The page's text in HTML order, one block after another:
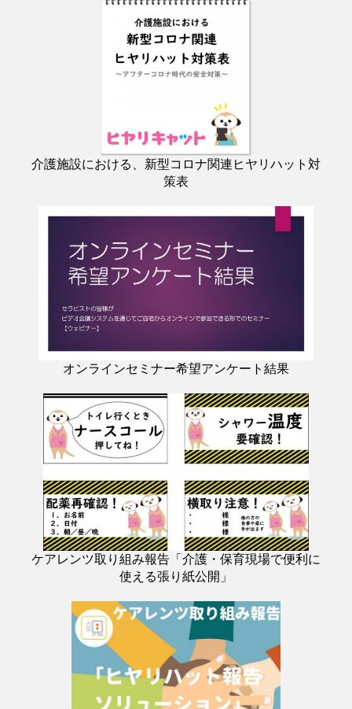
介護施設における、新型コロナ関連ヒヤリハット対
策表
オンラインセミナー希望アンケート結果
ケアレンツ取り組み報告「介護・保育現場で便利に
使える張り紙公開」